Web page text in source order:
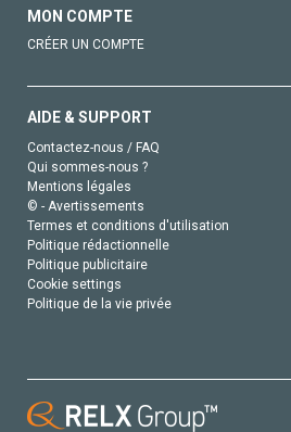
MON COMPTE
CRÉER UN COMPTE
AIDE & SUPPORT
Contactez-nous / FAQ
Qui sommes-nous ?
Mentions légales
© - Avertissements
Termes et conditions d'utilisation
Politique rédactionnelle
Politique publicitaire
Cookie settings
Politique de la vie privée